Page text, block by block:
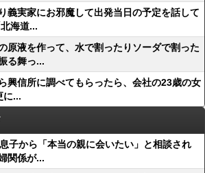
義実家にお邪魔して出発当日の予定を話して
海道...
原液を作って、水で割ったりソーダで割った
る舞っ...
興信所に調べてもらったら、会社の23歳の女
に...
子から「本当の親に会いたい」と相談され
関係が...